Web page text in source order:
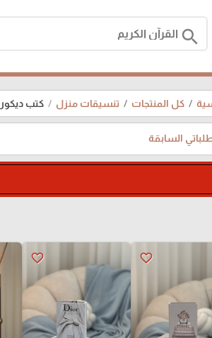
search
كل المنتجات تنسيقات منزل كتب ديكور
السابقة
favorite_border
favorite_border